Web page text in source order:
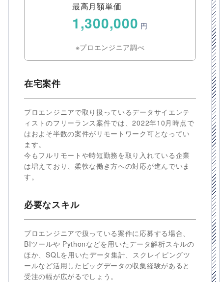
最高月額単価
1,300,000 円
※プロエンジニア調べ
在宅案件
プロエンジニアで取り扱っているデータサイエンテ
ィストのフリーランス案件では、2022年10月時点で
はおよそ半数の案件がリモートワーク可となってい
ます。
今もフルリモートや時短勤務を取り入れている企業
は増えており、柔軟な働き方への対応が進んでいま
す。
必要なスキル
プロエンジニアで扱っている案件に応募する場合、
BIツールや Pythonなどを用いたデータ解析スキルの
ほか、SQLを用いたデータ集計、スクレイピングツ
ールなど活用したビッグデータの収集経験があると
受注の幅が広がるでしょう。